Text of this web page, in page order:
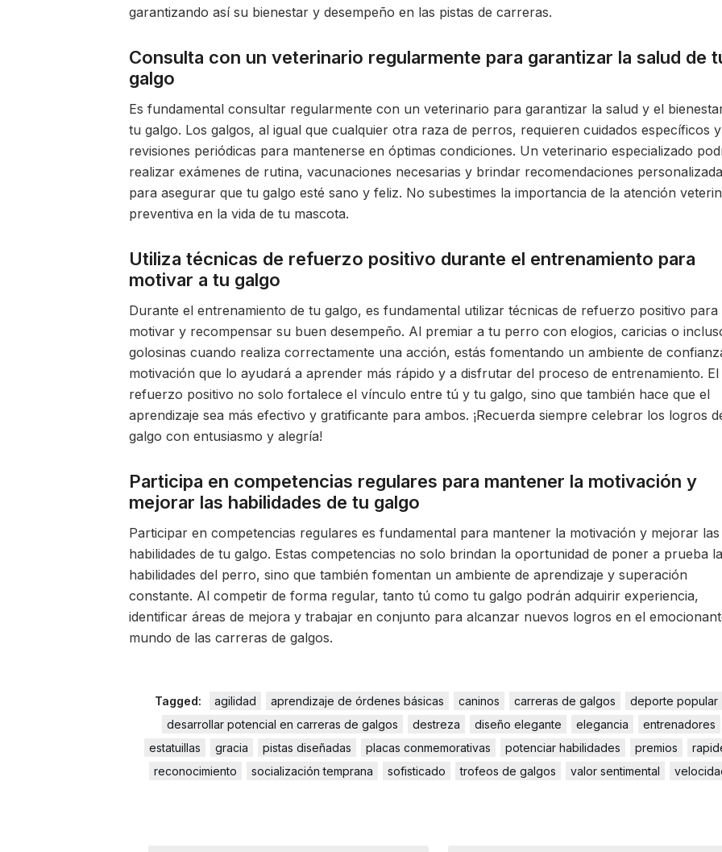
garantizando así su bienestar y desempeño en las pistas de carreras.
Consulta con un veterinario regularmente para garantizar la salud de
galgo
Es fundamental consultar regularmente con un veterinario para garantizar la salud y el
tu galgo. Los galgos, al igual que cualquier otra raza de perros, requieren cuidados específicos y
revisiones periódicas para mantenerse en óptimas condiciones. Un veterinario especializado
realizar exámenes de rutina, vacunaciones necesarias y brindar recomendaciones
para asegurar que tu galgo esté sano y feliz. No subestimes la importancia de la atención
preventiva en la vida de tu mascota.
Utiliza técnicas de refuerzo positivo durante el entrenamiento para
motivar a tu galgo
Durante el entrenamiento de tu galgo, es fundamental utilizar técnicas de refuerzo positivo para
motivar y recompensar su buen desempeño. Al premiar a tu perro con elogios, caricias o
golosinas cuando realiza correctamente una acción, estás fomentando un ambiente de
motivación que lo ayudará a aprender más rápido y a disfrutar del proceso de entrenamiento. El
refuerzo positivo no solo fortalece el vínculo entre tú y tu galgo, sino que también hace que el
aprendizaje sea más efectivo y gratificante para ambos. ¡Recuerda siempre celebrar los logros
galgo con entusiasmo y alegría!
Participa en competencias regulares para mantener la motivación y
mejorar las habilidades de tu galgo
Participar en competencias regulares es fundamental para mantener la motivación y mejorar las
habilidades de tu galgo. Estas competencias no solo brindan la oportunidad de poner a prueba
habilidades del perro, sino que también fomentan un ambiente de aprendizaje y superación
constante. Al competir de forma regular, tanto tú como tu galgo podrán adquirir experiencia,
identificar áreas de mejora y trabajar en conjunto para alcanzar nuevos logros en el
mundo de las carreras de galgos.
Tagged: agilidad aprendizaje de órdenes básicas caninos carreras de galgos
deporte popular
desarrollar potencial en carreras de galgos
destreza diseño elegante elegancia
entrenadores
estatuillas
gracia pistas diseñadas placas conmemorativas potenciar habilidades premios
reconocimiento
socialización temprana sofisticado trofeos de galgos valor sentimental